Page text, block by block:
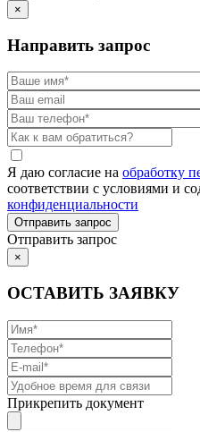
×
Направить запрос
Я даю согласие на обработку
соответствии с условиями и
конфиденциальности
Отправить запрос
×
ОСТАВИТЬ ЗАЯВКУ
Прикрепить документ